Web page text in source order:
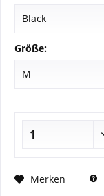
Größe:
Merken